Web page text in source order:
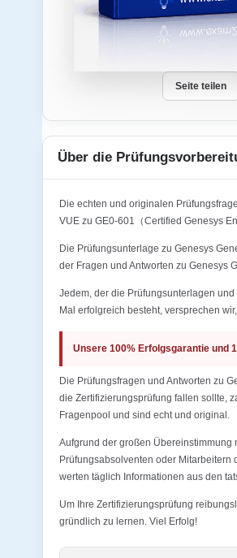
Seite teilen
Über die
Die echten und originalen
VUE zu GE0-601（Certified Genesys
Die Prüfungsunterlage zu Genesys
der Fragen und Antworten zu Genesys
Jedem, der die Prüfungsunterlagen
Mal erfolgreich besteht, versprechen
Unsere 100% Erfolgsgarantie und
Die Prüfungsfragen und Antworten zu
die Zertifizierungsprüfung fallen sollte,
Fragenpool und sind echt und original.
Aufgrund der großen Übereinstimmung
Prüfungsabsolventen oder Mitarbeitern
werten täglich Informationen aus den
Um Ihre Zertifizierungsprüfung
gründlich zu lernen. Viel Erfolg!